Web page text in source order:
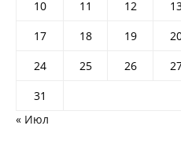
10 11 12
17
18 19
24
25 26
31
« Июл